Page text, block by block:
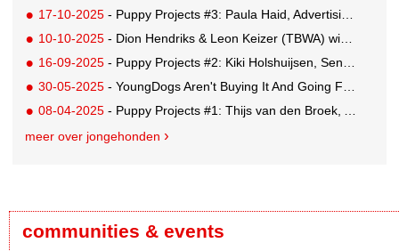
17-10-2025 - Puppy Projects #3: Paula Haid, Advertising Student at Willem de Kooning
10-10-2025 - Dion Hendriks & Leon Keizer (TBWA) win the Red Bull pitch with 'Energy Contract'
16-09-2025 - Puppy Projects #2: Kiki Holshuijsen, Senior Copywriter GUT Madrid
30-05-2025 - YoungDogs Aren't Buying It And Going For A 'Gap Year'
08-04-2025 - Puppy Projects #1: Thijs van den Broek, Art Director Buenaparte
meer over jongehonden
communities & events